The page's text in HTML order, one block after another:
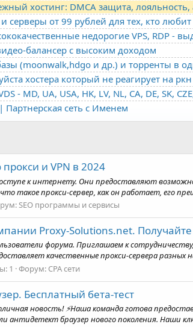
хостинг: DMCA защита,
недорогие VPS, RDP -
балансер с высоким доходом
(moonwalk,hdgo и др.) и торренты в
хостера который не реагирует на ркн
Партнерская сеть с Именем
и VPN в 2024
к интернету. Они предоставляют
такое прокси-сервер, как он работает, его
SEO программы и сервисы
Proxy-Solutions.net.
форума. Приглашаем к
качественные прокси-сервера разных
1 Форум: CPA сети
Бесплатный бета-тест
новость! ⚡Наша команда готова
антидетект браузер нового поколения. Наши